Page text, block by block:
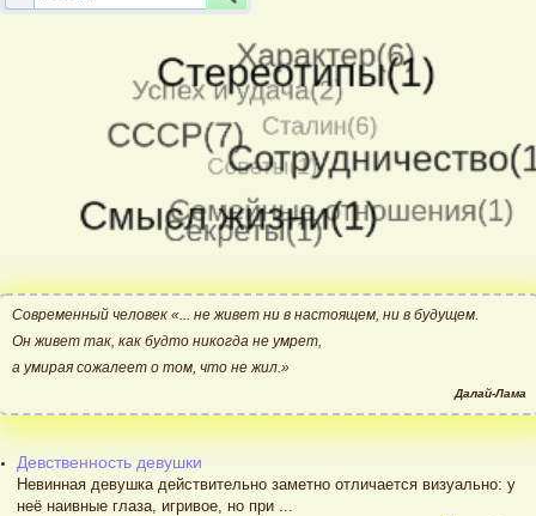
Современный человек «... не живет ни в настоящем, ни в будущем.
Он живет так, как будто никогда не умрет,
а умирая сожалеет о том, что не жил.»
Далай-Лама
Девственность девушки
Невинная девушка действительно заметно отличается визуально: у
неё наивные глаза, игривое, но при ...